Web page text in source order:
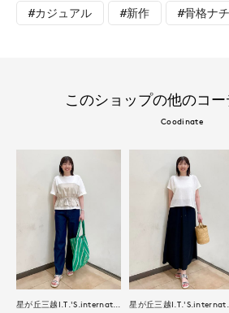
#カジュアル #新作 #骨格ナ
このショップの他のコー
Coodinate